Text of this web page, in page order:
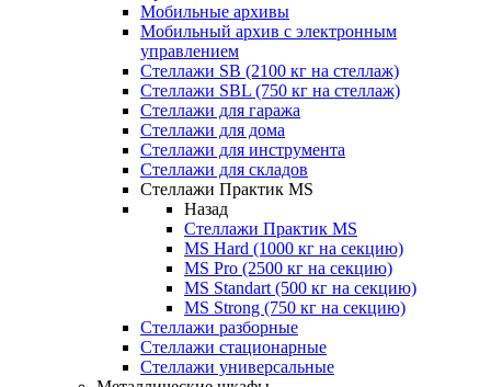
Мобильные архивы
Мобильный архив с электронным
управлением
Стеллажи SB (2100 кг на стеллаж)
Стеллажи SBL (750 кг на стеллаж)
Стеллажи для гаража
Стеллажи для дома
Стеллажи для инструмента
Стеллажи для складов
Стеллажи Практик MS
Назад
Стеллажи Практик MS
MS Hard (1000 кг на секцию)
MS Pro (2500 кг на секцию)
MS Standart (500 кг на секцию)
MS Strong (750 кг на секцию)
Стеллажи разборные
Стеллажи стационарные
Стеллажи универсальные